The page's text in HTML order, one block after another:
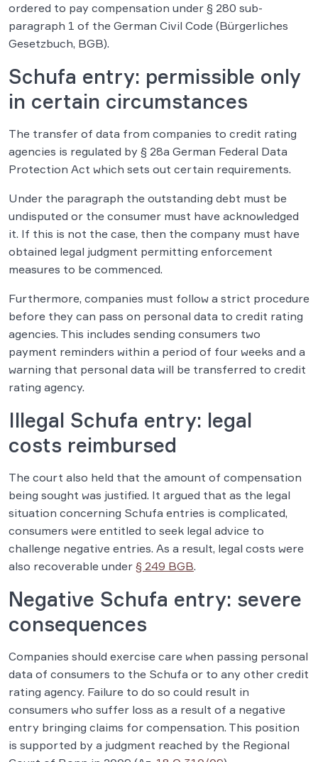
ordered to pay compensation under § 280 sub-
paragraph 1 of the German Civil Code (Bürgerliches
Gesetzbuch, BGB).
Schufa entry: permissible only
in certain circumstances
The transfer of data from companies to credit rating
agencies is regulated by § 28a German Federal Data
Protection Act which sets out certain requirements.
Under the paragraph the outstanding debt must be
undisputed or the consumer must have acknowledged
it. If this is not the case, then the company must have
obtained legal judgment permitting enforcement
measures to be commenced.
Furthermore, companies must follow a strict procedure
before they can pass on personal data to credit rating
agencies. This includes sending consumers two
payment reminders within a period of four weeks and a
warning that personal data will be transferred to credit
rating agency.
Illegal Schufa entry: legal
costs reimbursed
The court also held that the amount of compensation
being sought was justified. It argued that as the legal
situation concerning Schufa entries is complicated,
consumers were entitled to seek legal advice to
challenge negative entries. As a result, legal costs were
also recoverable under § 249 BGB.
Negative Schufa entry: severe
consequences
Companies should exercise care when passing personal
data of consumers to the Schufa or to any other credit
rating agency. Failure to do so could result in
consumers who suffer loss as a result of a negative
entry bringing claims for compensation. This position
is supported by a judgment reached by the Regional